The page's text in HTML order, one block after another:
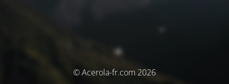
© Acerola-fr.com 2026